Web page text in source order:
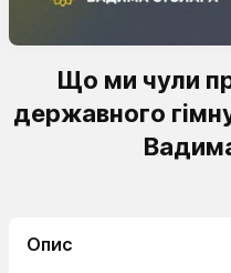
Що ми чули
державного
Опис